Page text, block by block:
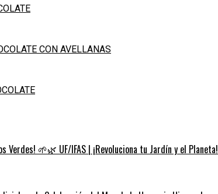
CON AVELLANAS
Verdes! 🌱🌿 UF/IFAS | ¡Revoluciona tu Jardín y el Planeta!